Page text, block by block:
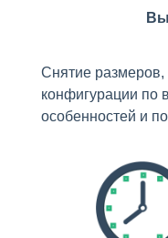
Снятие
конфигурации по
особенностей и